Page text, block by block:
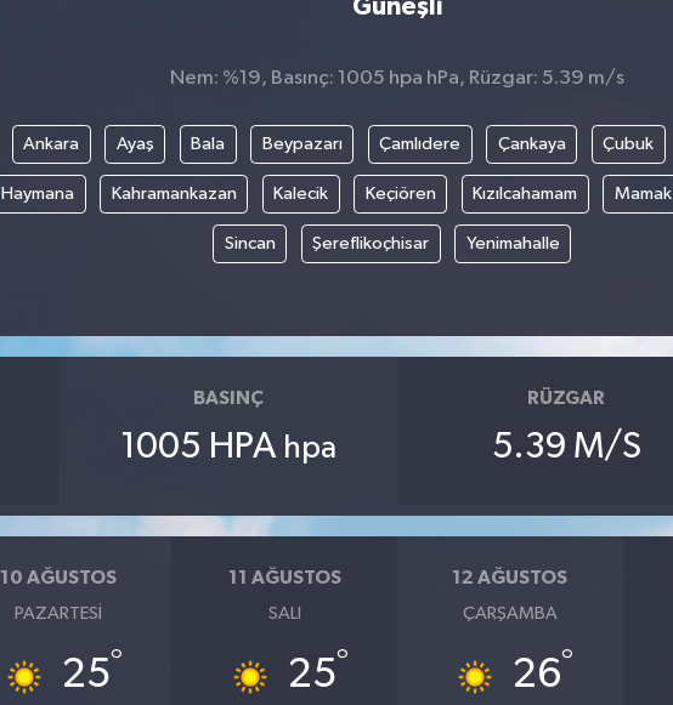
Güneşli
Nem: %19, Basınç: 1005 hpa hPa, Rüzgar: 5.39 m/s
Ankara Ayaş Bala Beypazarı Çamlıdere Çankaya Çubuk
Haymana Kahramankazan Kalecik Keçiören Kızılcahamam Mamak
Sincan Şereflikoçhisar Yenimahalle
BASINÇ
1005 HPA hpa
RÜZGAR
5.39 M/S
10 AĞUSTOS
PAZARTESI
25°
11 AĞUSTOS
SALI
25°
12 AĞUSTOS
ÇARŞAMBA
26°